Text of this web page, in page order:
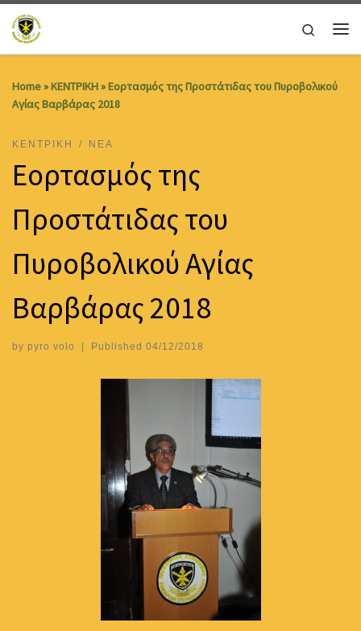
Skip to content
Search
Home»ΚΕΝΤΡΙΚΗ»Εορτασμός της Προστάτιδας του Πυροβολικού
Αγίας Βαρβάρας 2018
ΚΕΝΤΡΙΚΗ ΝΕΑ
Εορτασμός της
Προστάτιδας του
Πυροβολικού Αγίας
Βαρβάρας 2018
by pyro volo | Published 04/12/2018